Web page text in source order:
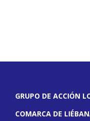
GRUPO DE ACCIÓN
COMARCA DE